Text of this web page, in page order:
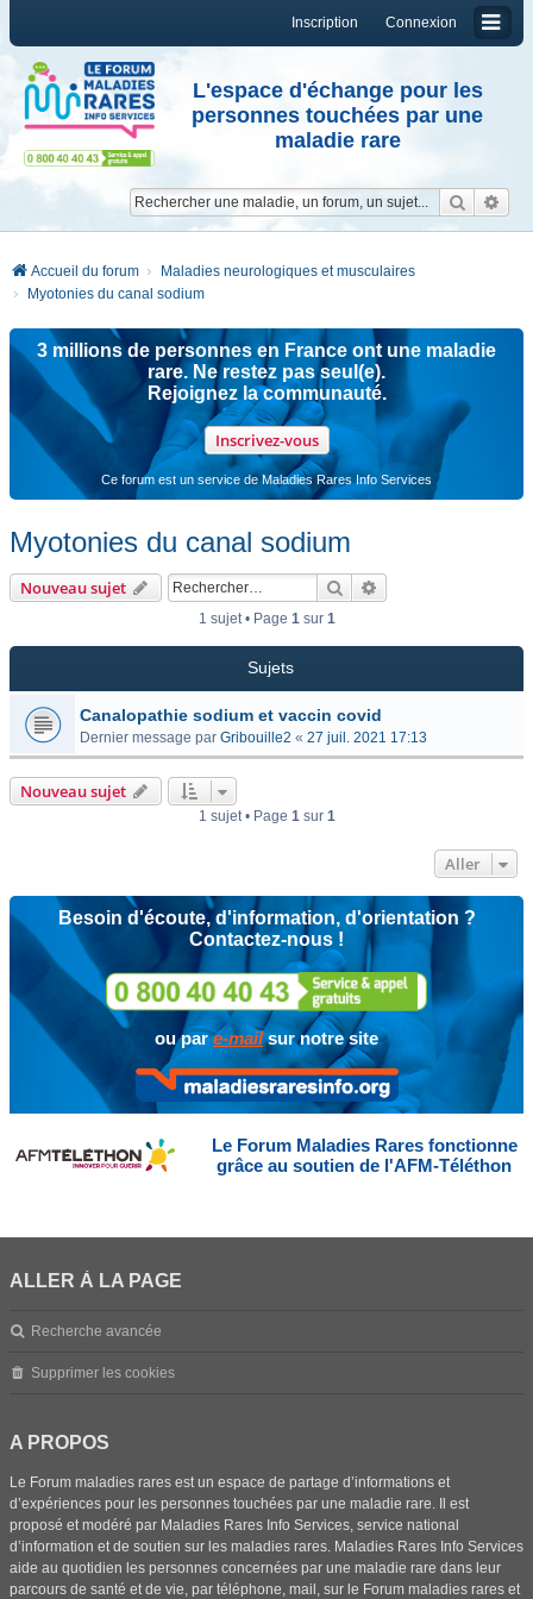
Connexion
Inscription
L'espace d'échange pour les
personnes touchées par une
maladie rare
Accueil du forum
Maladies neurologiques et musculaires
Myotonies du canal sodium
3 millions de personnes en France ont une maladie
rare. Ne restez pas seul(e).
Rejoignez la communauté.
Inscrivez-vous
Ce forum est un service de Maladies Rares Info Services
Myotonies du canal sodium
Nouveau sujet Rechercher
1 sujet • Page 1sur 1
Sujets
Canalopathie sodium et vaccin covid
Dernier message par Gribouille2 « 27 juil. 2021 17:13
Nouveau sujet
1 sujet • Page 1sur 1
Aller
Besoin d'écoute, d'information, d'orientation ?
Contactez-nous !
ou pare-mailsur notre site
Le Forum Maladies Rares fonctionne
grâce au soutien de l'AFM-Téléthon
ALLER À LA PAGE
Recherche avancée
Supprimer les cookies
A PROPOS
Le Forum maladies rares est un espace de partage d’informations et
d’expériences pour les personnes touchées par une maladie rare. Il est
proposé et modéré par Maladies Rares Info Services, service national
d’information et de soutien sur les maladies rares. Maladies Rares Info Services
aide au quotidien les personnes concernées par une maladie rare dans leur
parcours de santé et de vie, par téléphone, mail, sur le Forum maladies rares et